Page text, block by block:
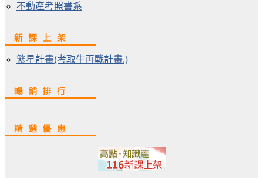
不動產考照書系
繁星計畫(考取生再戰計畫.)